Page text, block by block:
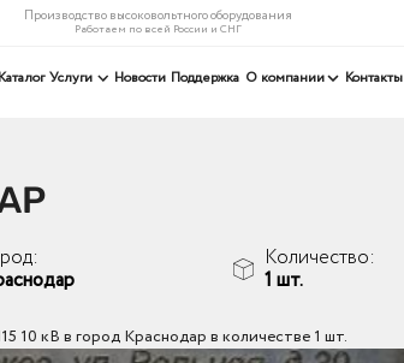
Производство высоковольтного оборудования
Работаем по всей России и СНГ
Каталог Услуги Новости Поддержка О компании Контакты
Количество:
1 шт.
10 кВ в город Краснодар в количестве 1 шт.